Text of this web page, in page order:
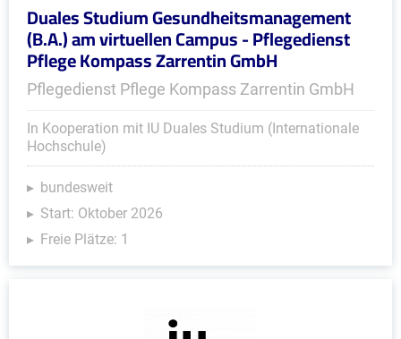
Duales Studium Gesundheitsmanagement
(B.A.) am virtuellen Campus - Pflegedienst
Pflege Kompass Zarrentin GmbH
Pflegedienst Pflege Kompass Zarrentin GmbH
In Kooperation mit IU Duales Studium (Internationale
Hochschule)
bundesweit
Start: Oktober 2026
Freie Plätze: 1